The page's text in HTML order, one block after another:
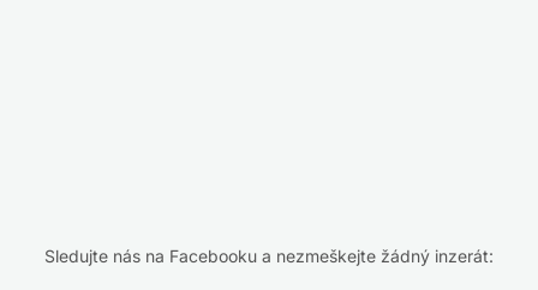
Sledujte nás na Facebooku a nezmeškejte žádný inzerát: